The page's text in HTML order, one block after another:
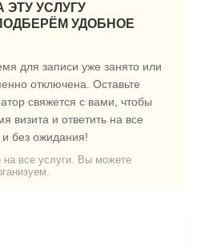
УСЛУГУ
УДОБНОЕ
для записи уже занято или
отключена. Оставьте
свяжется с вами, чтобы
визита и ответить на все
без ожидания!
на все услуги. Вы можете